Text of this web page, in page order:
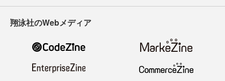
翔泳社のWebメディア